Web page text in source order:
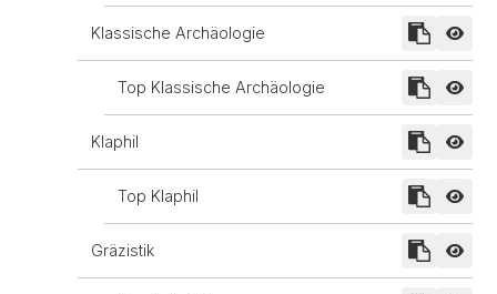
Klassische Archäologie
Top Klassische Archäologie
Klaphil
Top Klaphil
Gräzistik